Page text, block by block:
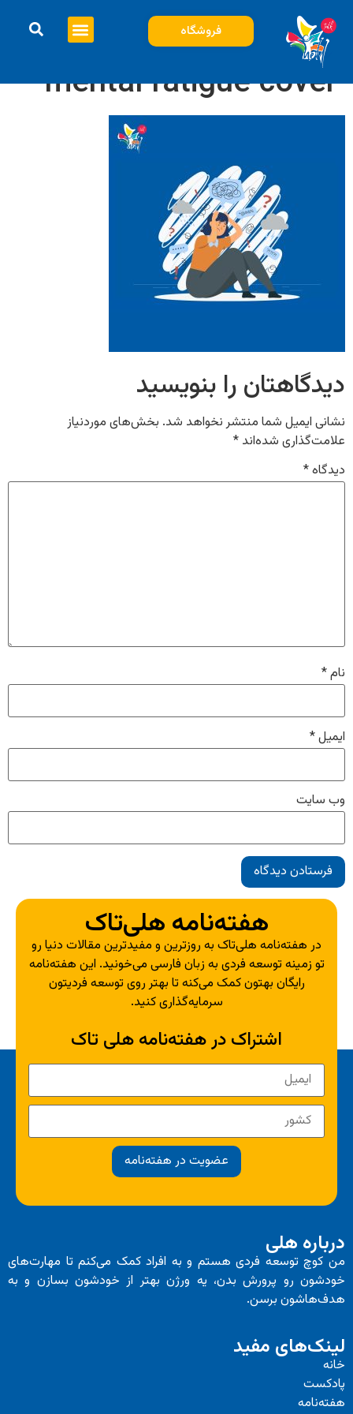
فروشگاه
mental fatigue cover
دیدگاهتان را بنویسید
نشانی ایمیل شما منتشر نخواهد شد. بخش‌های موردنیاز
علامت‌گذاری شده‌اند *
دیدگاه*
نام*
ایمیل*
وب‌ سایت
هفته‌نامه هلی‌تاک
در هفته‌نامه هلی‌تاک به روزترین و مفیدترین مقالات دنیا رو
تو زمینه توسعه فردی به زبان فارسی می‌خونید. این هفته‌نامه
رایگان بهتون کمک می‌کنه تا بهتر روی توسعه فردیتون
سرمایه‌گذاری کنید.
اشتراک در هفته‌نامه هلی تاک
عضویت در هفته‌نامه
درباره هلی
من کوچ توسعه فردی هستم و به افراد کمک می‌کنم تا مهارت‌های
خودشون رو پرورش بدن، یه ورژن بهتر از خودشون بسازن و به
هدف‌هاشون برسن.
لینک‌های مفید
خانه
پادکست
هفته‌نامه